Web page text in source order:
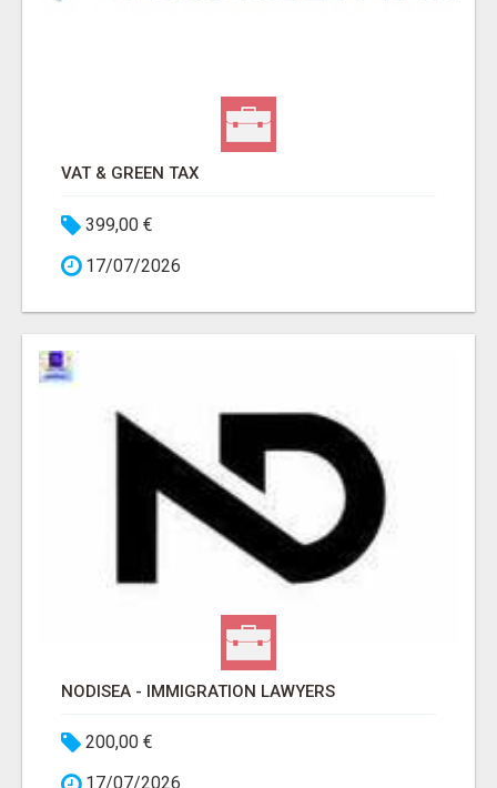
VAT & GREEN TAX
399,00 €
17/07/2026
NODISEA - IMMIGRATION LAWYERS
200,00 €
17/07/2026